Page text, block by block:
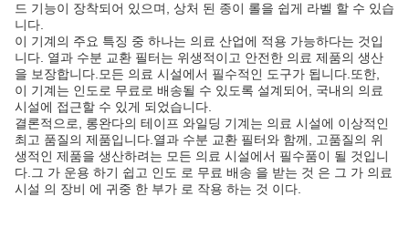
드 기능이 장착되어 있으며, 상처 된 종이 롤을 쉽게 라벨 할 수 있습
니다.
이 기계의 주요 특징 중 하나는 의료 산업에 적용 가능하다는 것입
니다. 열과 수분 교환 필터는 위생적이고 안전한 의료 제품의 생산
을 보장합니다.모든 의료 시설에서 필수적인 도구가 됩니다.또한,
이 기계는 인도로 무료로 배송될 수 있도록 설계되어, 국내의 의료
시설에 접근할 수 있게 되었습니다.
결론적으로, 롱완다의 테이프 와일딩 기계는 의료 시설에 이상적인
최고 품질의 제품입니다.열과 수분 교환 필터와 함께, 고품질의 위
생적인 제품을 생산하려는 모든 의료 시설에서 필수품이 될 것입니
다.그 가 운용 하기 쉽고 인도 로 무료 배송 을 받는 것 은 그 가 의료
시설 의 장비 에 귀중 한 부가 로 작용 하는 것 이다.